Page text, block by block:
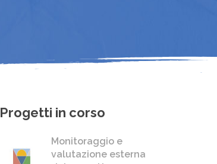
Progetti in corso
Monitoraggio e
valutazione esterna